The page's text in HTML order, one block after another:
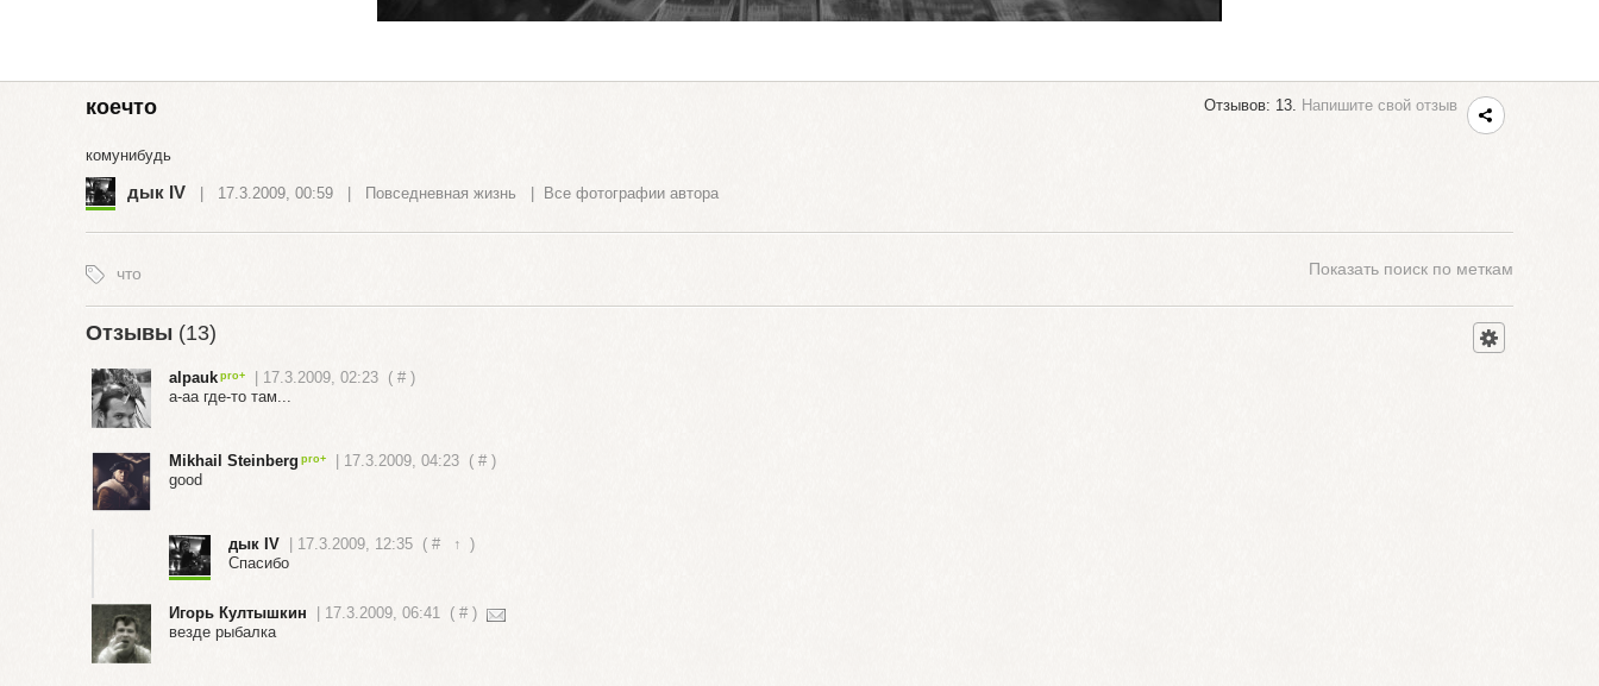
Отзывов: 13. Напишите свой отзыв
коечто
комунибудь
дык IV | 17.3.2009, 00:59 | Повседневная жизнь Все фотографии автора
что Показать поиск по меткам
Отзывы (13)
alpauk | 17.3.2009, 02:23 ( # )
а-аа где-то там...
Mikhail Steinberg | 17.3.2009, 04:23 ( # )
good
дык IV | 17.3.2009, 12:35 ( # ↑ )
Спасибо
Игорь Култышкин | 17.3.2009, 06:41 ( # )
везде рыбалка